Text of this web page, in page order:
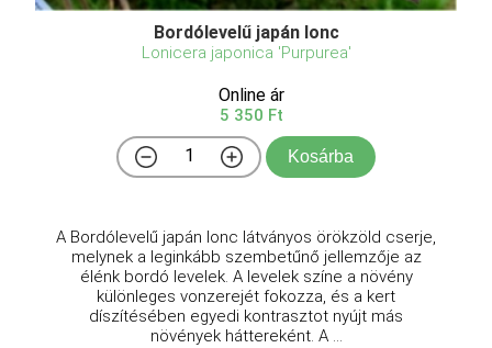
Bordólevelű japán lonc
Lonicera japonica 'Purpurea'
Online ár
5 350 Ft
Kosárba
A Bordólevelű japán lonc látványos örökzöld cserje,
melynek a leginkább szembetűnő jellemzője az
élénk bordó levelek. A levelek színe a növény
különleges vonzerejét fokozza, és a kert
díszítésében egyedi kontrasztot nyújt más
növények háttereként. A ...